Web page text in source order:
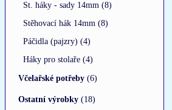
St. háky - sady 14mm (8)
Stěhovací hák 14mm (8)
Páčidla (pajzry) (4)
Háky pro stolaře (4)
Včelařské potřeby (6)
Ostatní výrobky (18)